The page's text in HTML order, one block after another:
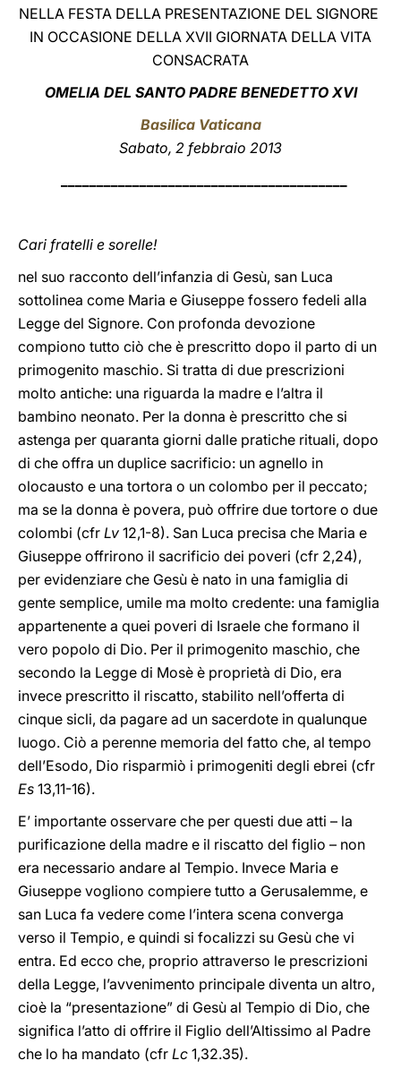
NELLA FESTA DELLA PRESENTAZIONE DEL SIGNORE
IN OCCASIONE DELLA XVII GIORNATA DELLA VITA
CONSACRATA
OMELIA DEL SANTO PADRE BENEDETTO XVI
Basilica Vaticana
Sabato, 2 febbraio 2013
Cari fratelli e sorelle!
nel suo racconto dell’infanzia di Gesù, san Luca
sottolinea come Maria e Giuseppe fossero fedeli alla
Legge del Signore. Con profonda devozione
compiono tutto ciò che è prescritto dopo il parto di un
primogenito maschio. Si tratta di due prescrizioni
molto antiche: una riguarda la madre e l’altra il
bambino neonato. Per la donna è prescritto che si
astenga per quaranta giorni dalle pratiche rituali, dopo
di che offra un duplice sacrificio: un agnello in
olocausto e una tortora o un colombo per il peccato;
ma se la donna è povera, può offrire due tortore o due
colombi (cfr Lv 12,1-8). San Luca precisa che Maria e
Giuseppe offrirono il sacrificio dei poveri (cfr 2,24),
per evidenziare che Gesù è nato in una famiglia di
gente semplice, umile ma molto credente: una famiglia
appartenente a quei poveri di Israele che formano il
vero popolo di Dio. Per il primogenito maschio, che
secondo la Legge di Mosè è proprietà di Dio, era
invece prescritto il riscatto, stabilito nell’offerta di
cinque sicli, da pagare ad un sacerdote in qualunque
luogo. Ciò a perenne memoria del fatto che, al tempo
dell’Esodo, Dio risparmiò i primogeniti degli ebrei (cfr
Es 13,11-16).
E’ importante osservare che per questi due atti – la
purificazione della madre e il riscatto del figlio – non
era necessario andare al Tempio. Invece Maria e
Giuseppe vogliono compiere tutto a Gerusalemme, e
san Luca fa vedere come l’intera scena converga
verso il Tempio, e quindi si focalizzi su Gesù che vi
entra. Ed ecco che, proprio attraverso le prescrizioni
della Legge, l’avvenimento principale diventa un altro,
cioè la “presentazione” di Gesù al Tempio di Dio, che
significa l’atto di offrire il Figlio dell’Altissimo al Padre
che lo ha mandato (cfr Lc 1,32.35).